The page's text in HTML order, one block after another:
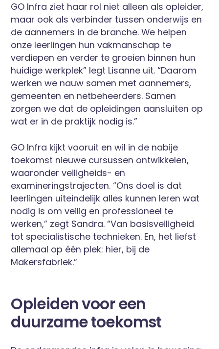
GO Infra ziet haar rol niet alleen als opleider,
maar ook als verbinder tussen onderwijs en
de aannemers in de branche. We helpen
onze leerlingen hun vakmanschap te
verdiepen en verder te groeien binnen hun
huidige werkplek” legt Lisanne uit. “Daarom
werken we nauw samen met aannemers,
gemeenten en netbeheerders. Samen
zorgen we dat de opleidingen aansluiten op
wat er in de praktijk nodig is.”
GO Infra kijkt vooruit en wil in de nabije
toekomst nieuwe cursussen ontwikkelen,
waaronder veiligheids- en
examineringstrajecten. “Ons doel is dat
leerlingen uiteindelijk alles kunnen leren wat
nodig is om veilig en professioneel te
werken,” zegt Sandra. “Van basisveiligheid
tot specialistische technieken. En, het liefst
allemaal op één plek: hier, bij de
Makersfabriek.”
Opleiden voor een
duurzame toekomst